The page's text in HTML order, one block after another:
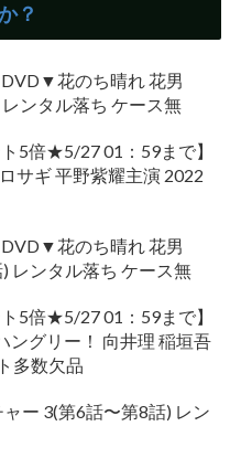
？
DVD▼花のち晴れ 花男
ンタル落ち ケース無
5倍★5/27 01：59まで】
サギ 平野紫耀主演 2022
DVD▼花のち晴れ 花男
レンタル落ち ケース無
5倍★5/27 01：59まで】
ングリー！ 向井理 稲垣吾
多数欠品
ー 3(第6話〜第8話) レン